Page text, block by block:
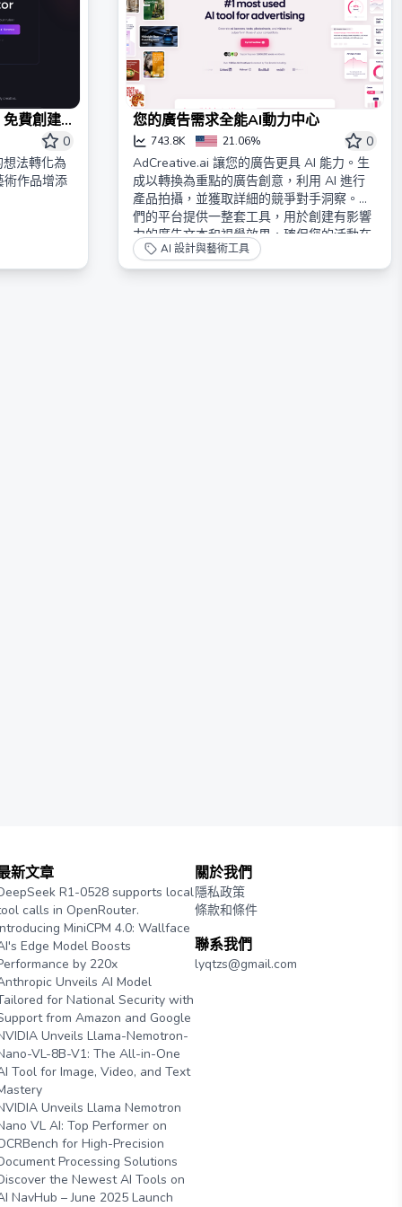
費創建
0
法轉化為
術作品增添
您的廣告需求全能AI動力中心
743.8K 21.06%
0
AdCreative.ai 讓您的廣告更具 AI 能力。生
成以轉換為重點的廣告創意，利用 AI 進行
產品拍攝，並獲取詳細的競爭對手洞察。我
們的平台提供一整套工具，用於創建有影響
力的廣告文本和視覺效果，確保您的活動在
競爭激烈的市場中脫穎而出。非常適合尋求
創新、數據驅動廣告策略的一體化解決方案
AI 設計與藝術工具
新文章
R1-0528 supports local
calls in OpenRouter.
MiniCPM 4.0: Wallface
Edge Model Boosts
by 220x
Unveils AI Model
for National Security with
from Amazon and Google
Unveils Llama-Nemotron-
VL-8B-V1: The All-in-One
Tool for Image, Video, and Text
Unveils Llama Nemotron
VL AI: Top Performer on
for High-Precision
Processing Solutions
the Newest AI Tools on
NavHub – June 2025 Launch
關於我們
隱私政策
條款和條件
聯系我們
lyqtzs@gmail.com